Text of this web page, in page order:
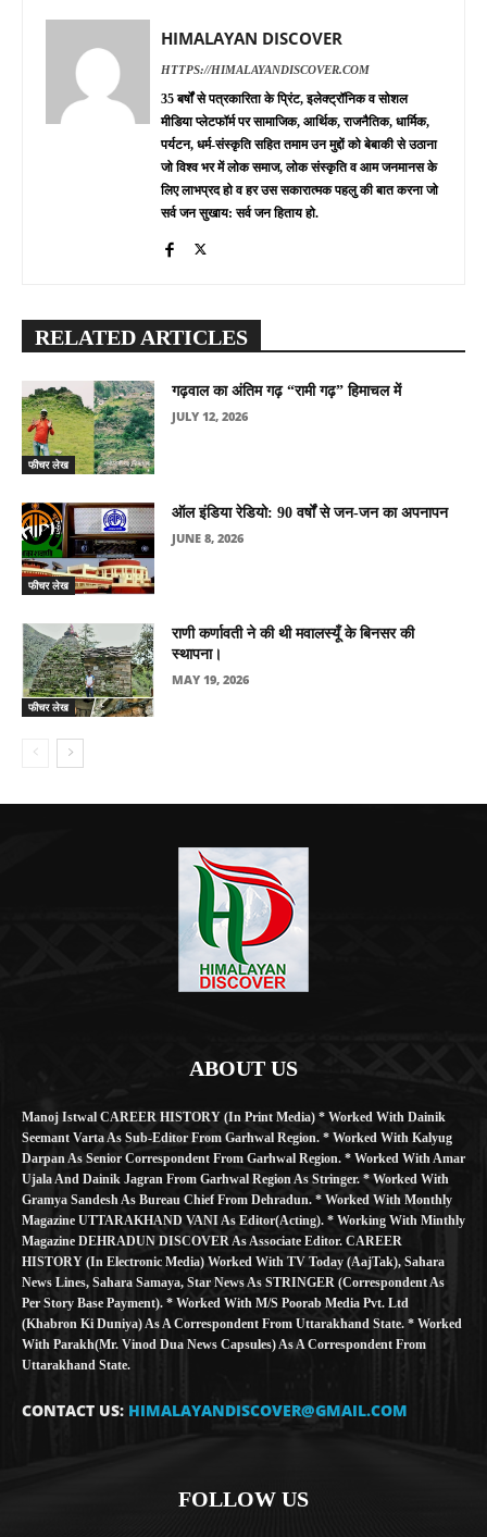
HIMALAYAN DISCOVER
HTTPS://HIMALAYANDISCOVER.COM
35 बर्षों से पत्रकारिता के प्रिंट, इलेक्ट्रॉनिक व सोशल
मीडिया प्लेटफॉर्म पर सामाजिक, आर्थिक, राजनैतिक, धार्मिक,
पर्यटन, धर्म-संस्कृति सहित तमाम उन मुद्दों को बेबाकी से उठाना
जो विश्व भर में लोक समाज, लोक संस्कृति व आम जनमानस के
लिए लाभप्रद हो व हर उस सकारात्मक पहलु की बात करना जो
सर्व जन सुखाय: सर्व जन हिताय हो.
RELATED ARTICLES
फीचर लेख
गढ़वाल का अंतिम गढ़ “रामी गढ़” हिमाचल में
JULY 12, 2026
फीचर लेख
ऑल इंडिया रेडियो: 90 वर्षों से जन-जन का अपनापन
JUNE 8, 2026
फीचर लेख
राणी कर्णावती ने की थी मवालस्यूँ के बिनसर की
स्थापना।
MAY 19, 2026
ABOUT US
Manoj Istwal CAREER HISTORY (in Print Media) * Worked With Dainik
Seemant Varta As Sub-Editor From Garhwal Region. * Worked With Kalyug
Darpan As Senior Correspondent From Garhwal Region. * Worked With Amar
Ujala And Dainik Jagran From Garhwal Region As Stringer. * Worked With
Gramya Sandesh As Bureau Chief From Dehradun. * Worked With Monthly
Magazine UTTARAKHAND VANI As Editor(Acting). * Working With Minthly
Magazine DEHRADUN DISCOVER As Associate Editor. CAREER
HISTORY (in Electronic Media) Worked With TV Today (AajTak), Sahara
News Lines, Sahara Samaya, Star News As STRINGER (Correspondent As
Per Story Base Payment). * Worked With M/S Poorab Media Pvt. Ltd
(Khabron Ki Duniya) As A Correspondent From Uttarakhand State. * Worked
With Parakh(Mr. Vinod Dua News Capsules) As A Correspondent From
Uttarakhand State.
CONTACT US: HIMALAYANDISCOVER@GMAIL.COM
FOLLOW US